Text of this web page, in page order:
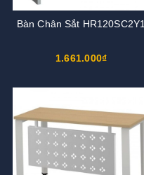
Bàn Chân Sắt HR120SC2Y1
1.661.000₫